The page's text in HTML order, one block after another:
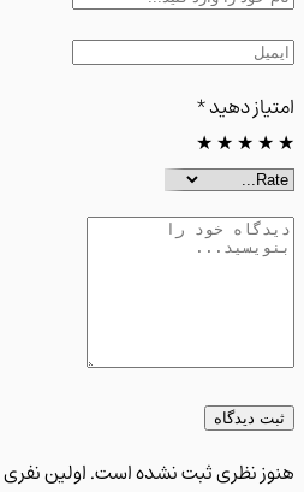
دهید*
★
★
★
دیدگاه
نظری ثبت نشده است. اولین نفری